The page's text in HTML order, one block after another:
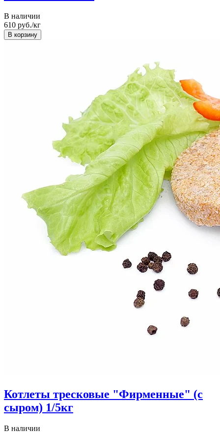
В наличии
610 руб./кг
Котлеты тресковые "Фирменные" (с
сыром) 1/5кг
В наличии